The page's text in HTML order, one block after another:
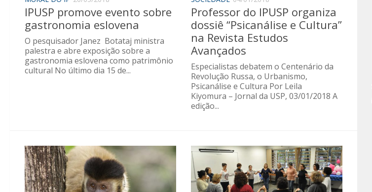
IPUSP promove evento sobre
gastronomia eslovena
O pesquisador Janez Botataj ministra
palestra e abre exposição sobre a
gastronomia eslovena como patrimônio
cultural No último dia 15 de...
Professor do IPUSP organiza
dossiê “Psicanálise e Cultura”
na Revista Estudos
Avançados
Especialistas debatem o Centenário da
Revolução Russa, o Urbanismo,
Psicanálise e Cultura Por Leila
Kiyomura – Jornal da USP, 03/01/2018 A
edição...